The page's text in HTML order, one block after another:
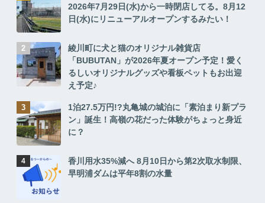
2026年7月29日(水)から一時閉店してる。8月12
日(水)にリニューアルオープンするみたい！
綾川町に犬と猫のオリジナル雑貨店
「BUBUTAN」が2026年夏オープン予定！愛く
るしいオリジナルグッズや看板ペットもお出迎
え予定♪
1泊27.5万円!?丸亀城の城泊に「素泊まり新プラ
ン」誕生！高嶺の花だった体験がちょっと身近
に？
香川用水35%減へ 8月10日から第2次取水制限、
早明浦ダムは平年8割の水量